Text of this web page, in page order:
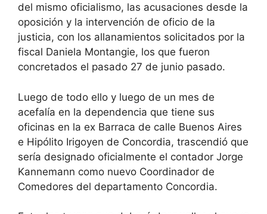
del mismo oficialismo, las acusaciones desde la
oposición y la intervención de oficio de la
justicia, con los allanamientos solicitados por la
fiscal Daniela Montangie, los que fueron
concretados el pasado 27 de junio pasado.
Luego de todo ello y luego de un mes de
acefalía en la dependencia que tiene sus
oficinas en la ex Barraca de calle Buenos Aires
e Hipólito Irigoyen de Concordia, trascendió que
sería designado oficialmente el contador Jorge
Kannemann como nuevo Coordinador de
Comedores del departamento Concordia.